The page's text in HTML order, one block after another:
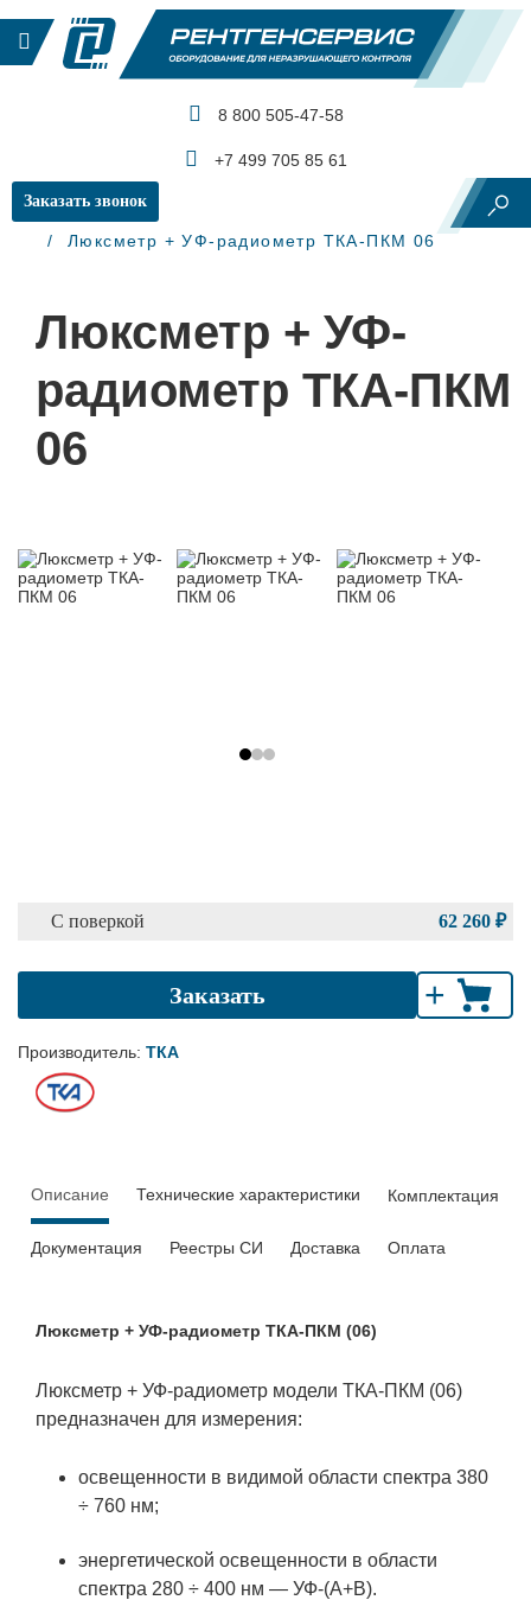
8 800 505-47-58
+7 499 705 85 61
Заказать звонок
Главная
Контроль освещенности
Люксметр + УФ-радиометр ТКА-ПКМ 06
Люксметр + УФ-
радиометр ТКА-ПКМ
06
62 260 ₽
С поверкой
Заказать +
Производитель: ТКА
Описание Технические характеристики Комплектация
Документация Реестры СИ Доставка Оплата
Люксметр + УФ-радиометр ТКА-ПКМ (06)
Люксметр + УФ-радиометр модели ТКА-ПКМ (06)
предназначен для измерения:
освещенности в видимой области спектра 380
÷ 760 нм;
энергетической освещенности в области
спектра 280 ÷ 400 нм — УФ-(А+В).